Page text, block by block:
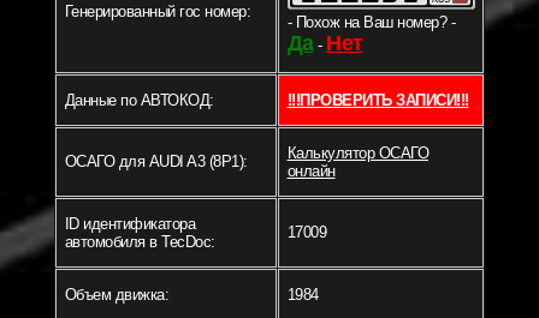
Генерированный гос номер:
- Похож на Ваш номер? -
Да- Нет
Данные по АВТОКОД: !!!ПРОВЕРИТЬ ЗАПИСИ!!!
ОСАГО для AUDI A3 (8P1):
Калькулятор ОСАГО
онлайн
ID идентификатора
автомобиля в TecDoc:
17009
Объем движка: 1984